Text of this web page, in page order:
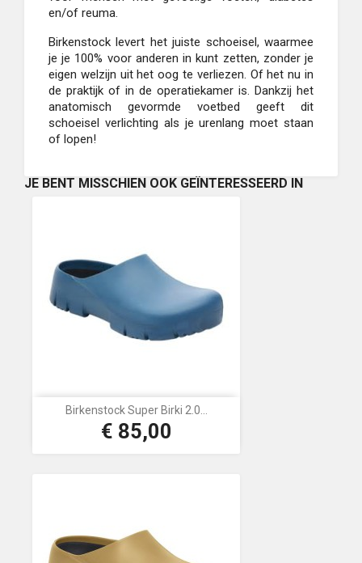
en/of reuma.
Birkenstock levert het juiste schoeisel, waarmee
je je 100% voor anderen in kunt zetten, zonder je
eigen welzijn uit het oog te verliezen. Of het nu in
de praktijk of in de operatiekamer is. Dankzij het
anatomisch gevormde voetbed geeft dit
schoeisel verlichting als je urenlang moet staan
of lopen!
JE BENT MISSCHIEN OOK GEÏNTERESSEERD IN
Birkenstock Super Birki 2.0...
Prijs
€ 85,00